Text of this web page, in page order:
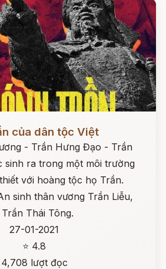
của dân tộc Việt
- Trần Hưng Đạo - Trần
sinh ra trong một môi trường
với hoàng tộc họ Trần.
sinh thân vương Trần Liễu,
Thái Tông.
27-01-2021
⭐ 4.8
4,708 lượt đọc